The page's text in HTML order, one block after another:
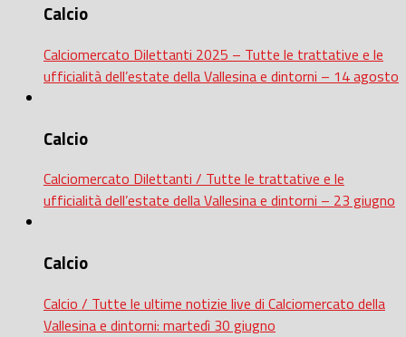
Calcio
Calciomercato Dilettanti 2025 – Tutte le trattative e le
ufficialità dell’estate della Vallesina e dintorni – 14 agosto
Calcio
Calciomercato Dilettanti / Tutte le trattative e le
ufficialità dell’estate della Vallesina e dintorni – 23 giugno
Calcio
Calcio / Tutte le ultime notizie live di Calciomercato della
Vallesina e dintorni: martedì 30 giugno